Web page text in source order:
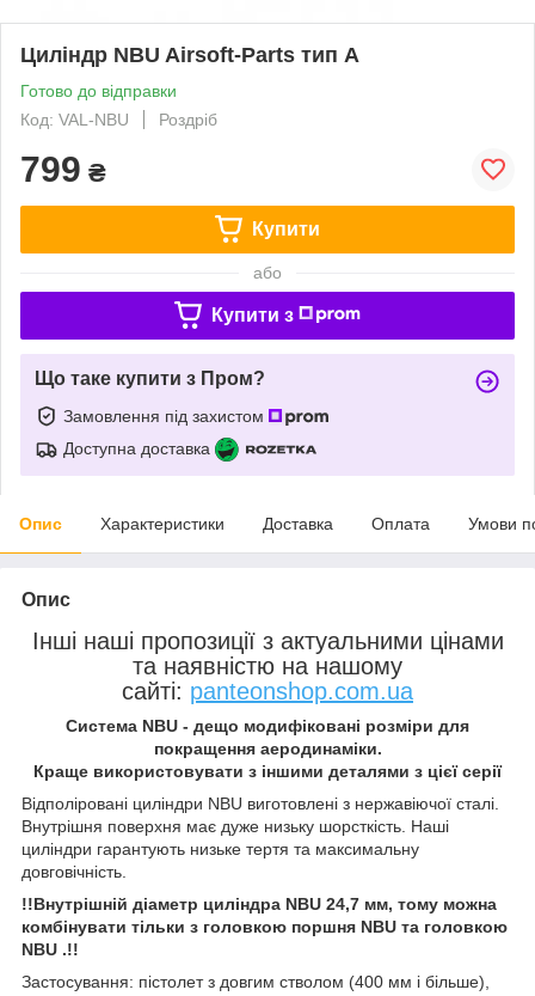
Циліндр NBU Airsoft-Parts тип А
Готово до відправки
Код: VAL-NBU
Роздріб
799 ₴
Купити
або
Купити з
Що таке купити з Пром?
Замовлення під захистом
Доступна доставка
Опис Характеристики Доставка Оплата Умови
Опис
Інші наші пропозиції з актуальними цінами
та наявністю на нашому
сайті: panteonshop.com.ua
Система NBU - дещо модифіковані розміри для
покращення аеродинаміки.
Краще використовувати з іншими деталями з цієї серії
Відполіровані циліндри NBU виготовлені з нержавіючої сталі.
Внутрішня поверхня має дуже низьку шорсткість. Наші
циліндри гарантують низьке тертя та максимальну
довговічність.
!!Внутрішній діаметр циліндра NBU 24,7 мм, тому можна
комбінувати тільки з головкою поршня NBU та головкою
NBU .!!
Застосування: пістолет з довгим стволом (400 мм і більше),